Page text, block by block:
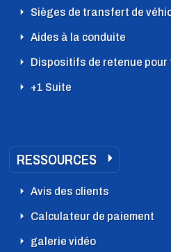
Sièges de transfert de
Aides à la conduite
Dispositifs de retenue
+1 Suite
RESSOURCES
Avis des clients
Calculateur de paiement
galerie vidéo